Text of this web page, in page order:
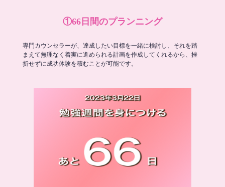
①66日間のプランニング
専門カウンセラーが、達成したい目標を一緒に検討し、それを踏
まえて無理なく着実に進められる計画を作成してくれるから、挫
折せずに成功体験を積むことが可能です。